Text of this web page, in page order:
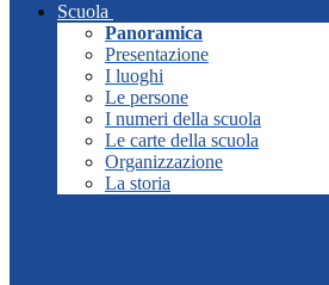
Scuola
Panoramica
Presentazione
I luoghi
Le persone
I numeri della scuola
Le carte della scuola
Organizzazione
La storia